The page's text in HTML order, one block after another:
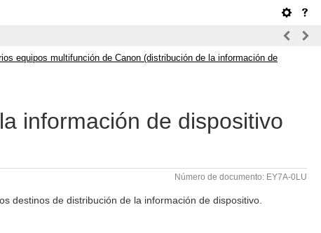
equipos multifunción de Canon (distribución de la información de
información de dispositivo
Número de documento: EY7A-0LU
destinos de distribución de la información de dispositivo.